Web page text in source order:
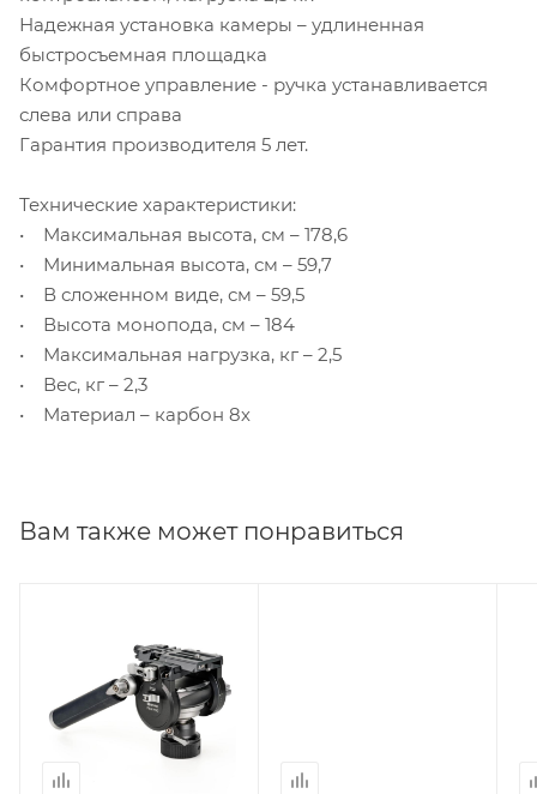
Надежная установка камеры – удлиненная
быстросъемная площадка
Комфортное управление - ручка устанавливается
слева или справа
Гарантия производителя 5 лет.
Технические характеристики:
• Максимальная высота, см – 178,6
• Минимальная высота, см – 59,7
• В сложенном виде, см – 59,5
• Высота монопода, см – 184
• Максимальная нагрузка, кг – 2,5
• Вес, кг – 2,3
• Материал – карбон 8х
Вам также может понравиться